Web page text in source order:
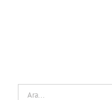
Search